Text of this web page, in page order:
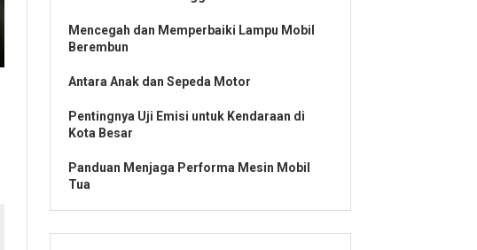
Mencegah dan Memperbaiki Lampu Mobil
Berembun
Antara Anak dan Sepeda Motor
Pentingnya Uji Emisi untuk Kendaraan di
Kota Besar
Panduan Menjaga Performa Mesin Mobil
Tua